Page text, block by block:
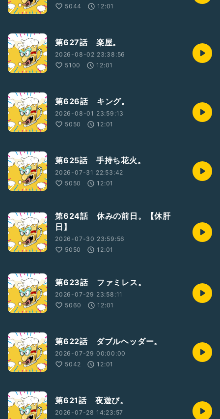
5044
12:01
第627話 楽屋。
2026-08-02 23:38:56
5100
12:01
第626話 キング。
2026-08-01 23:59:13
5050
12:01
第625話 手持ち花火。
2026-07-31 22:53:42
5050
12:01
第624話 休みの前日。【休肝
日】
2026-07-30 23:59:56
5050
12:01
第623話 ファミレス。
2026-07-29 23:58:11
5060
12:01
第622話 ダブルヘッダー。
2026-07-29 00:00:00
5042
12:01
第621話 夜遊び。
2026-07-28 14:23:57